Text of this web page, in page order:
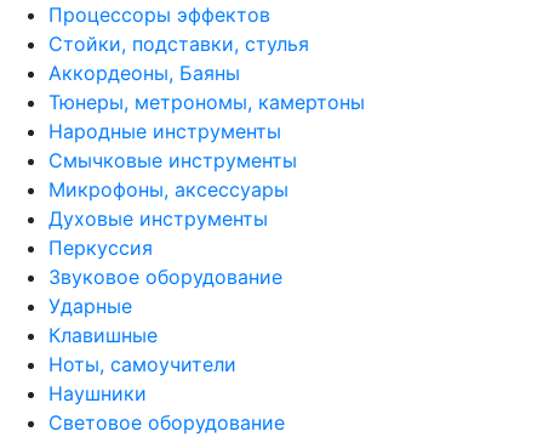
Процессоры эффектов
Стойки, подставки, стулья
Аккордеоны, Баяны
Тюнеры, метрономы, камертоны
Народные инструменты
Смычковые инструменты
Микрофоны, аксессуары
Духовые инструменты
Перкуссия
Звуковое оборудование
Ударные
Клавишные
Ноты, самоучители
Наушники
Световое оборудование